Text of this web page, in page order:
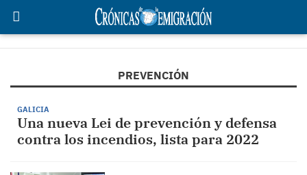
PREVENCIÓN
GALICIA
Una nueva Lei de prevención y defensa
contra los incendios, lista para 2022